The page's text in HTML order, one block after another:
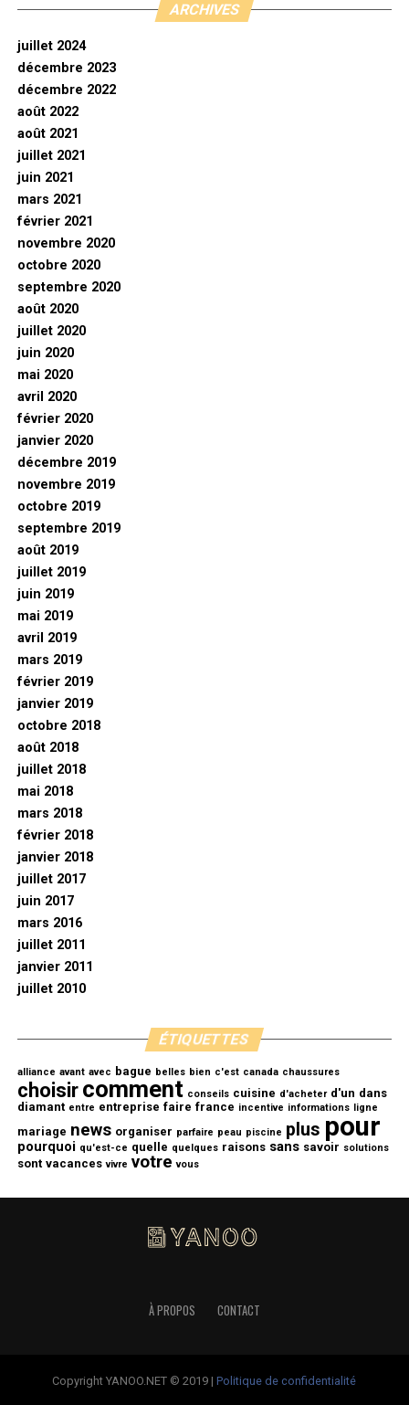
ARCHIVES
juillet 2024
décembre 2023
décembre 2022
août 2022
août 2021
juillet 2021
juin 2021
mars 2021
février 2021
novembre 2020
octobre 2020
septembre 2020
août 2020
juillet 2020
juin 2020
mai 2020
avril 2020
février 2020
janvier 2020
décembre 2019
novembre 2019
octobre 2019
septembre 2019
août 2019
juillet 2019
juin 2019
mai 2019
avril 2019
mars 2019
février 2019
janvier 2019
octobre 2018
août 2018
juillet 2018
mai 2018
mars 2018
février 2018
janvier 2018
juillet 2017
juin 2017
mars 2016
juillet 2011
janvier 2011
juillet 2010
ÉTIQUETTES
alliance avant avec bague belles bien c'est canada chaussures
choisir comment conseils cuisine d'acheter d'un dans
diamant entre entreprise faire france incentive informations ligne
mariage news organiser parfaire peau piscine plus pour
pourquoi qu'est-ce quelle quelques raisons sans savoir solutions
sont vacances vivre votre vous
À PROPOS CONTACT
Copyright YANOO.NET © 2019 |Politique de confidentialité